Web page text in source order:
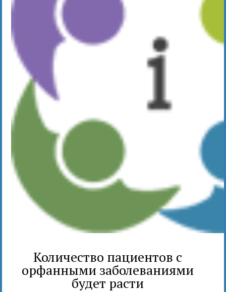
Количество пациентов с
орфанными заболеваниями
будет расти